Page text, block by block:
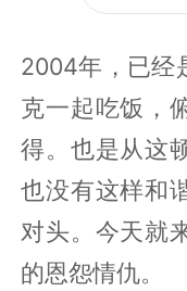
2004年，已经
克一起吃饭，
得。也是从这
也没有这样和
对头。今天就
的恩怨情仇。